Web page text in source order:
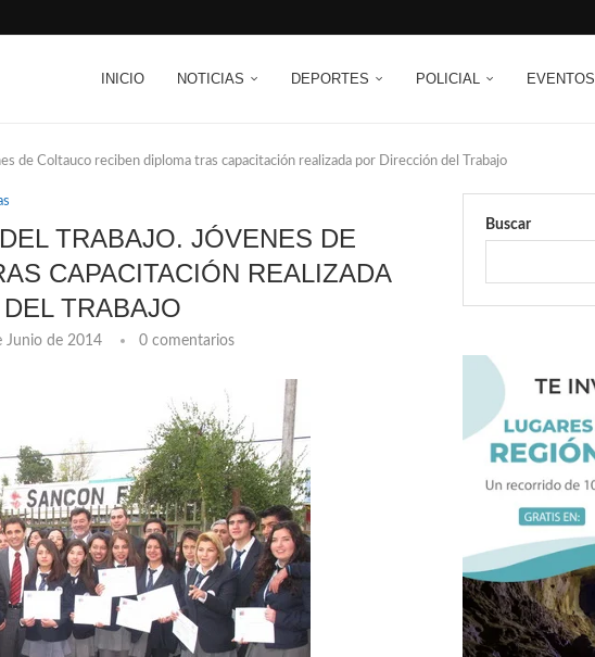
INICIO NOTICIAS DEPORTES POLICIAL EVENTOS
de Coltauco reciben diploma tras capacitación realizada por Dirección del Trabajo
TRABAJO. JÓVENES DE
CAPACITACIÓN REALIZADA
TRABAJO
Junio de 2014 0 comentarios
Buscar